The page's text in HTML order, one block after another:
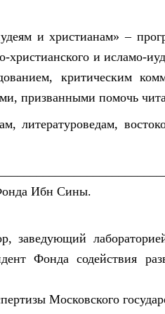
и христианам» –
и исламо-
критическим
призванными помочь
литературоведам,
Ибн Сины.
заведующий
Фонда содействия
Московского